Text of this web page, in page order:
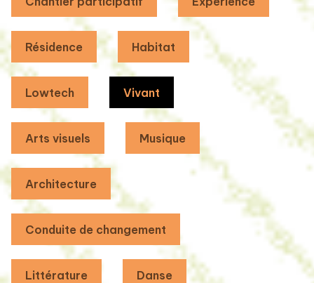
Résidence Habitat
Lowtech Vivant
Arts visuels Musique
Architecture
Conduite de changement
Littérature Danse